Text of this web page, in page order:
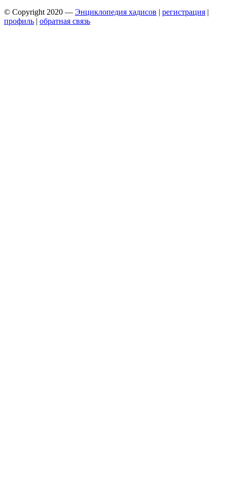
© Copyright 2020 — Энциклопедия хадисов | регистрация |
профиль | обратная связь